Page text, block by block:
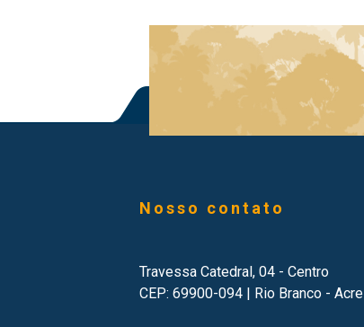
Nosso contato
Travessa Catedral, 04 - Centro
CEP: 69900-094 | Rio Branco - Acre